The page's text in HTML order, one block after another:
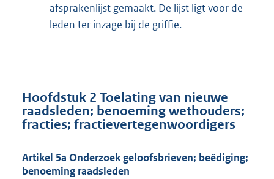
afsprakenlijst gemaakt. De lijst ligt voor de
leden ter inzage bij de griffie.
Hoofdstuk 2 Toelating van nieuwe
raadsleden; benoeming wethouders;
fracties; fractievertegenwoordigers
Artikel 5a Onderzoek geloofsbrieven; beëdiging;
benoeming raadsleden